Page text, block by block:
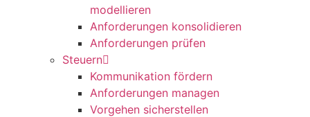
modellieren
Anforderungen konsolidieren
Anforderungen prüfen
Steuern
Kommunikation fördern
Anforderungen managen
Vorgehen sicherstellen